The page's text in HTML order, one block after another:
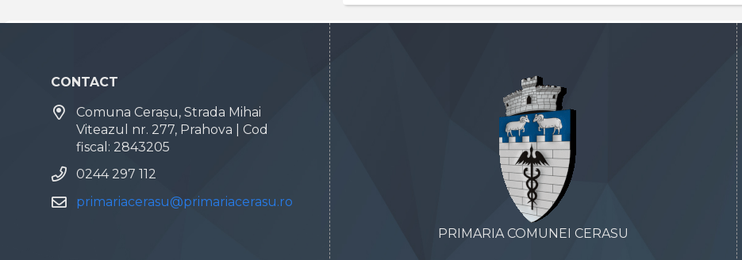
CONTACT
Comuna Cerașu, Strada Mihai
Viteazul nr. 277, Prahova | Cod
fiscal: 2843205
0244 297 112
primariacerasu@primariacerasu.ro
PRIMARIA COMUNEI CERASU